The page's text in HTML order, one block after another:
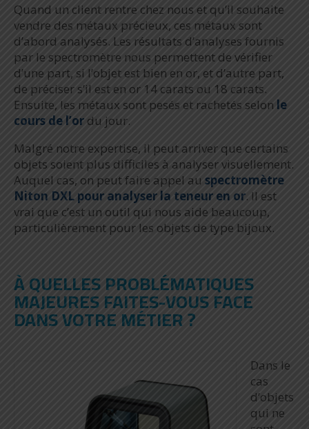
Quand un client rentre chez nous et qu’il souhaite
vendre des métaux précieux, ces métaux sont
d’abord analysés. Les résultats d’analyses fournis
par le spectromètre nous permettent de vérifier
d’une part, si l’objet est bien en or, et d’autre part,
de préciser s’il est en or 14 carats ou 18 carats.
Ensuite, les métaux sont pesés et rachetés selon le
cours de l’or du jour.
Malgré notre expertise, il peut arriver que certains
objets soient plus difficiles à analyser visuellement.
Auquel cas, on peut faire appel au spectromètre
Niton DXL pour analyser la teneur en or. Il est
vrai que c’est un outil qui nous aide beaucoup,
particulièrement pour les objets de type bijoux.
À QUELLES PROBLÉMATIQUES
MAJEURES FAITES-VOUS FACE
DANS VOTRE MÉTIER ?
Dans le
cas
d’objets
qui ne